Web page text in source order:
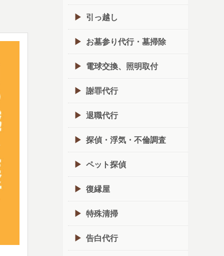
引っ越し
お墓参り代行・墓掃除
電球交換、照明取付
謝罪代行
退職代行
探偵・浮気・不倫調査
ペット探偵
復縁屋
特殊清掃
告白代行